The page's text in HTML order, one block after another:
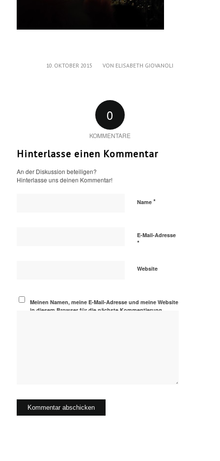
10. OKTOBER 2015
/ VON ELISABETH GIOVANOLI
0
KOMMENTARE
Hinterlasse einen Kommentar
An der Diskussion beteiligen?
Hinterlasse uns deinen Kommentar!
Name *
E-Mail-Adresse
*
Website
Meinen Namen, meine E-Mail-Adresse und meine Website
in diesem Browser für die nächste Kommentierung